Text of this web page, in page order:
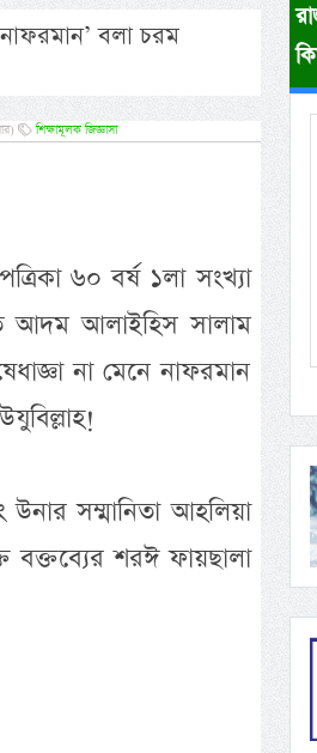
বলা চরম
শিক্ষামূলক জিজ্ঞাসা
৬০ বর্ষ ১লা সংখ্যা
আদম আলাইহিস সালাম
না মেনে নাফরমান
সম্মানিতা আহলিয়া
শরঈ ফায়ছালা